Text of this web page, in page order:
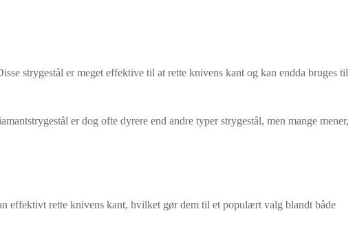
strygestål er meget effektive til at rette knivens kant og kan endda bruges til
er dog ofte dyrere end andre typer strygestål, men mange mener,
effektivt rette knivens kant, hvilket gør dem til et populært valg blandt både